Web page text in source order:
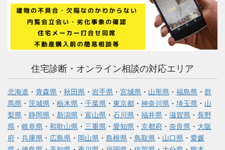
住宅診断・オンライン相談の対応エリア
北海道 ・ 青森県 ・ 秋田県 ・ 岩手県 ・ 宮城県 ・ 山形県 ・ 福島県 ・ 群
馬県 ・ 茨城県 ・ 栃木県 ・ 千葉県 ・ 東京都 ・ 神奈川県 ・ 埼玉県 ・ 山
梨県 ・ 静岡県 ・ 新潟県 ・ 富山県 ・ 石川県 ・ 福井県 ・ 滋賀県 ・ 長野
県 ・ 岐阜県 ・ 和歌山県 ・ 三重県 ・ 愛知県 ・ 京都府 ・ 奈良県 ・ 大阪
府 ・ 兵庫県 ・ 広島県 ・ 岡山県 ・ 島根県 ・ 鳥取県 ・ 山口県 ・ 愛媛